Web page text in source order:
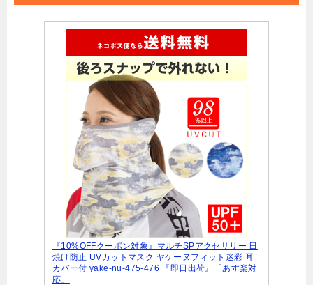
『10%OFFクーポン対象』マルチSPアクセサリー 日
焼け防止 UVカットマスク ヤケーヌフィット迷彩 耳
カバー付 yake-nu-475-476 『即日出荷』「あす楽対
応」